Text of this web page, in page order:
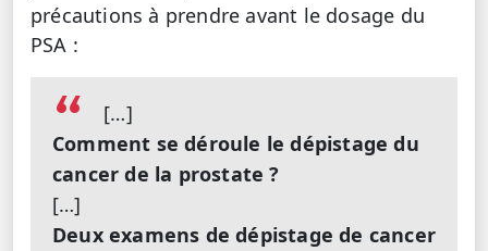
précautions à prendre avant le dosage du
PSA :
[…]
Comment se déroule le dépistage du
cancer de la prostate ?
[…]
Deux examens de dépistage de cancer